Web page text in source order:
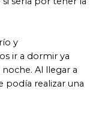
y
ir a dormir ya
Al llegar a
podía realizar una